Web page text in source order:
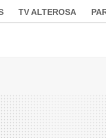
TV ALTEROSA